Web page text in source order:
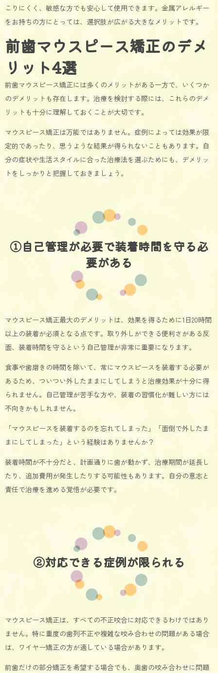
こりにくく、敏感な方でも安心して使用できます。金属アレルギー
をお持ちの方にとっては、選択肢が広がる大きなメリットです。
前歯マウスピース矯正のデメ
リット4選
前歯マウスピース矯正には多くのメリットがある一方で、いくつか
のデメリットも存在します。治療を検討する際には、これらのデメ
リットも十分に理解しておくことが大切です。
マウスピース矯正は万能ではありません。症例によっては効果が限
定的であったり、思うような結果が得られないこともあります。自
分の症状や生活スタイルに合った治療法を選ぶためにも、デメリッ
トをしっかりと把握しておきましょう。
①自己管理が必要で装着時間を守る必
要がある
マウスピース矯正最大のデメリットは、効果を得るために1日20時間
以上の装着が必須となる点です。取り外しができる便利さがある反
面、装着時間を守るという自己管理が非常に重要になります。
食事や歯磨きの時間を除いて、常にマウスピースを装着する必要が
あるため、ついつい外したままにしてしまうと治療効果が十分に得
られません。自己管理が苦手な方や、装着の習慣化が難しい方には
不向きかもしれません。
「マウスピースを装着するのを忘れてしまった」「面倒で外したま
まにしてしまった」という経験はありませんか？
装着時間が不十分だと、計画通りに歯が動かず、治療期間が延長し
たり、追加費用が発生したりする可能性もあります。自分の意志と
責任で治療を進める覚悟が必要です。
②対応できる症例が限られる
マウスピース矯正は、すべての不正咬合に対応できるわけではあり
ません。特に重度の歯列不正や複雑な咬み合わせの問題がある場合
は、ワイヤー矯正の方が適している場合があります。
前歯だけの部分矯正を希望する場合でも、奥歯の咬み合わせに問題